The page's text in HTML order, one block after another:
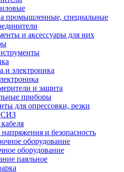
промышленные, специальные
и аксессуары для них
и электроника
и защита
приборы
для опрессовки, резки
СИЗ
напряжения и безопасность
оборудование
оборудование
паяльное